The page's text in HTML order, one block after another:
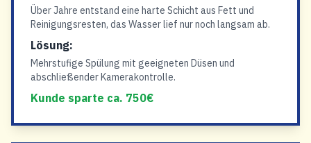
Über Jahre entstand eine harte Schicht aus Fett und
Reinigungsresten, das Wasser lief nur noch langsam ab.
Lösung:
Mehrstufige Spülung mit geeigneten Düsen und
abschließender Kamerakontrolle.
Kunde sparte ca. 750€